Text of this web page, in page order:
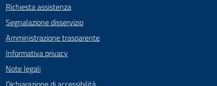
Richiesta assistenza
Segnalazione disservizio
Amministrazione trasparente
Informativa privacy
Note legali